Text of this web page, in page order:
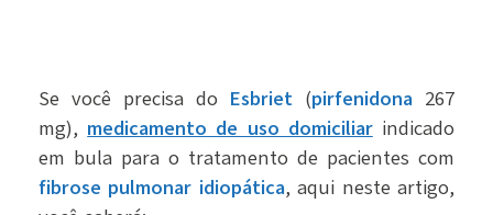
Se você precisa do Esbriet (pirfenidona 267
mg), medicamento de uso domiciliar indicado
em bula para o tratamento de pacientes com
fibrose pulmonar idiopática, aqui neste artigo,